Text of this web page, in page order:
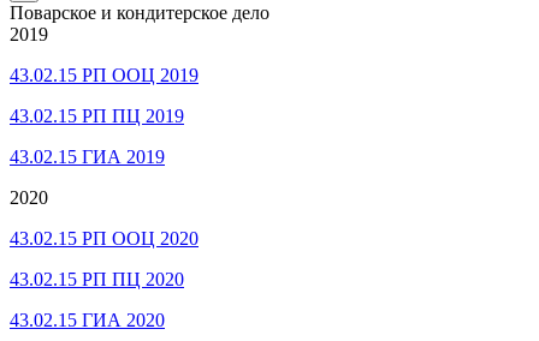
Поварское и кондитерское дело
2019
43.02.15 РП ООЦ 2019
43.02.15 РП ПЦ 2019
43.02.15 ГИА 2019
2020
43.02.15 РП ООЦ 2020
43.02.15 РП ПЦ 2020
43.02.15 ГИА 2020